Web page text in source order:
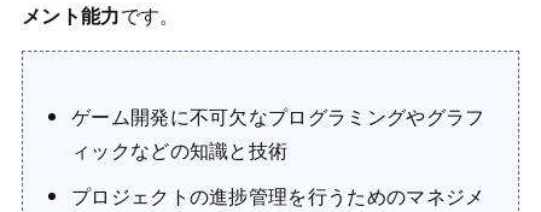
メント能力です。
ゲーム開発に不可欠なプログラミングやグラフ
ィックなどの知識と技術
プロジェクトの進捗管理を行うためのマネジメ